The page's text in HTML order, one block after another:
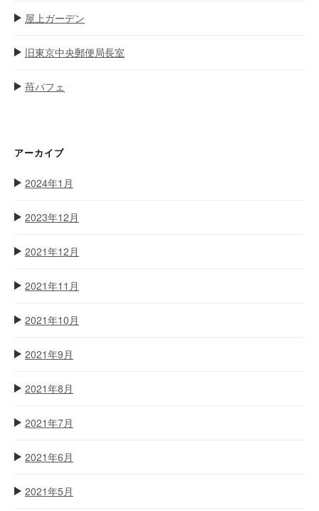
屋上ガーデン
旧東京中央郵便局長室
苺パフェ
アーカイブ
2024年1月
2023年12月
2021年12月
2021年11月
2021年10月
2021年9月
2021年8月
2021年7月
2021年6月
2021年5月